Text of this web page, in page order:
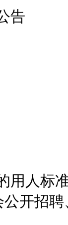
告
人标准
公开招